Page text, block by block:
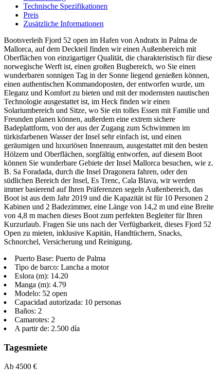
Technische Spezifikationen
Preis
Zusätzliche Informationen
Bootsverleih Fjord 52 open im Hafen von Andratx in Palma de
Mallorca, auf dem Deckteil finden wir einen Außenbereich mit
Oberflächen von einzigartiger Qualität, die charakteristisch für diese
norwegische Werft ist, einen großen Bugbereich, wo Sie einen
wunderbaren sonnigen Tag in der Sonne liegend genießen können,
einen authentischen Kommandoposten, der entworfen wurde, um
Eleganz und Komfort zu bieten und mit der modernsten nautischen
Technologie ausgestattet ist, im Heck finden wir einen
Solariumbereich und Sitze, wo Sie ein tolles Essen mit Familie und
Freunden planen können, außerdem eine extrem sichere
Badeplattform, von der aus der Zugang zum Schwimmen im
türkisfarbenen Wasser der Insel sehr einfach ist, und einen
geräumigen und luxuriösen Innenraum, ausgestattet mit den besten
Hölzern und Oberflächen, sorgfältig entworfen, auf diesem Boot
können Sie wunderbare Gebiete der Insel Mallorca besuchen, wie z.
B. Sa Foradada, durch die Insel Dragonera fahren, oder den
südlichen Bereich der Insel, Es Trenc, Cala Blava, wir werden
immer basierend auf Ihren Präferenzen segeln Außenbereich, das
Boot ist aus dem Jahr 2019 und die Kapazität ist für 10 Personen 2
Kabinen und 2 Badezimmer, eine Länge von 14,2 m und eine Breite
von 4,8 m machen dieses Boot zum perfekten Begleiter für Ihren
Kurzurlaub. Fragen Sie uns nach der Verfügbarkeit, dieses Fjord 52
Open zu mieten, inklusive Kapitän, Handtüchern, Snacks,
Schnorchel, Versicherung und Reinigung.
Puerto Base: Puerto de Palma
Tipo de barco: Lancha a motor
Eslora (m): 14.20
Manga (m): 4.79
Modelo: 52 open
Capacidad autorizada: 10 personas
Baños: 2
Camarotes: 2
A partir de: 2.500 día
Tagesmiete
Ab 4500 €